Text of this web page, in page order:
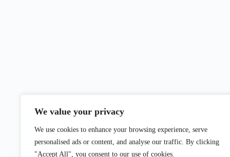
We value your privacy
We use cookies to enhance your browsing experience, serve
personalised ads or content, and analyse our traffic. By clicking
"Accept All", you consent to our use of cookies.